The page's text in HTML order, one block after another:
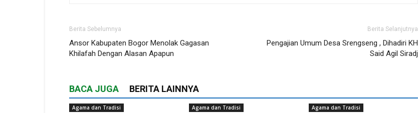
Berita Sebelumnya
Ansor Kabupaten Bogor Menolak Gagasan
Khilafah Dengan Alasan Apapun
Berita Selanjutnya
Pengajian Umum Desa Srengseng , Dihadiri KH
Said Agil Siradj
BACA JUGA BERITA LAINNYA
Agama dan Tradisi Agama dan Tradisi Agama dan Tradisi